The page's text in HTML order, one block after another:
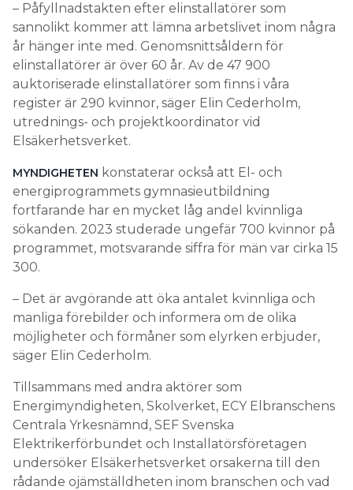
– Påfyllnadstakten efter elinstallatörer som
sannolikt kommer att lämna arbetslivet inom några
år hänger inte med. Genomsnittsåldern för
elinstallatörer är över 60 år. Av de 47 900
auktoriserade elinstallatörer som finns i våra
register är 290 kvinnor, säger Elin Cederholm,
utrednings- och projektkoordinator vid
Elsäkerhetsverket.
MYNDIGHETEN konstaterar också att El- och
energiprogrammets gymnasieutbildning
fortfarande har en mycket låg andel kvinnliga
sökanden. 2023 studerade ungefär 700 kvinnor på
programmet, motsvarande siffra för män var cirka 15
300.
– Det är avgörande att öka antalet kvinnliga och
manliga förebilder och informera om de olika
möjligheter och förmåner som elyrken erbjuder,
säger Elin Cederholm.
Tillsammans med andra aktörer som
Energimyndigheten, Skolverket, ECY Elbranschens
Centrala Yrkesnämnd, SEF Svenska
Elektrikerförbundet och Installatörsföretagen
undersöker Elsäkerhetsverket orsakerna till den
rådande ojämställdheten inom branschen och vad